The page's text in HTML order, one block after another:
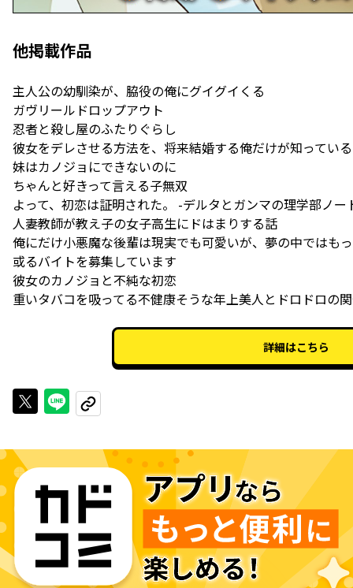
他掲載作品
主人公の幼馴染が、脇役の俺にグイグイくる
ガヴリールドロップアウト
忍者と殺し屋のふたりぐらし
彼女をデレさせる方法を、将来結婚する俺だけが知っている
妹はカノジョにできないのに
ちゃんと好きって言える子無双
よって、初恋は証明された。 -デルタとガンマの理学部ノー
人妻教師が教え子の女子高生にドはまりする話
俺にだけ小悪魔な後輩は現実でも可愛いが、夢の中ではも
或るバイトを募集しています
彼女のカノジョと不純な初恋
重いタバコを吸ってる不健康そうな年上美人とドロドロの
詳細はこちら
Xで投稿するLINEでシェアする
URLをコピーする